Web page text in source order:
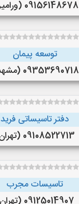
09156148678 (ورامین)
توسعه پیمان
09353690718 (مشهد )
دفتر تاسیساتی فرید
09108522713 (تهران)
تاسیسات مجرب
09125014907 (تهران)